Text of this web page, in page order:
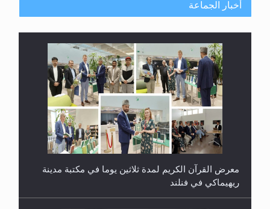
أخبار الجماعة
معرض القرآن الكريم لمدة ثلاثين يوما في مكتبة مدينة
ريهيماكي في فنلند